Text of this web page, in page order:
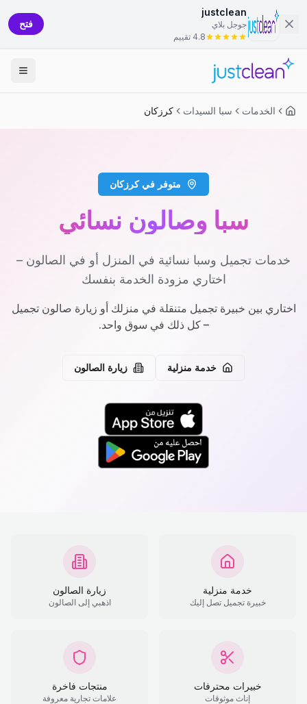
justclean
جوجل بلاي
4.8 تقييم
فتح
الخدمات سبا السيدات كرزكان
متوفر في كرزكان
سبا وصالون نسائي
خدمات تجميل وسبا نسائية في المنزل أو في الصالون –
اختاري مزودة الخدمة بنفسك
اختاري بين خبيرة تجميل متنقلة في منزلك أو زيارة صالون تجميل
– كل ذلك في سوق واحد.
خدمة منزلية زيارة الصالون
خدمة منزلية
خبيرة تجميل تصل إليك
زيارة الصالون
اذهبي إلى الصالون
خبيرات محترفات
إناث موثوقات
منتجات فاخرة
علامات تجارية معروفة